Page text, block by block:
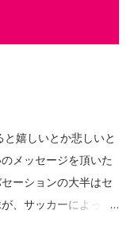
嬉しいとか悲しいと
メッセージを頂いた
ーションの大半はセ
、サッカーによって